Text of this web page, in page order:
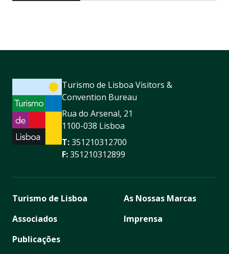
Turismo de Lisboa Visitors &
Convention Bureau
Rua do Arsenal, 21
1100-038 Lisboa
T:351210312700
F:351210312899
Turismo de Lisboa
Associados
Publicações
As Nossas Marcas
Imprensa